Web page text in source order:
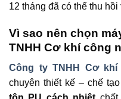
12 tháng đã có thể thu
Vì sao nên chọn
TNHH Cơ khí công
Công ty TNHH Cơ khí
chuyên thiết kế – chế